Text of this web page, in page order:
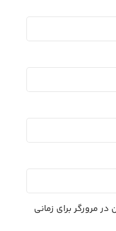
مرورگر برای زمانی